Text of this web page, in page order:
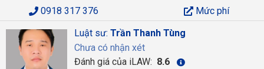
0918 317 376
Mức phí
Luật sư: Trần Thanh Tùng
Chưa có nhận xét
Đánh giá của iLAW: 8.6